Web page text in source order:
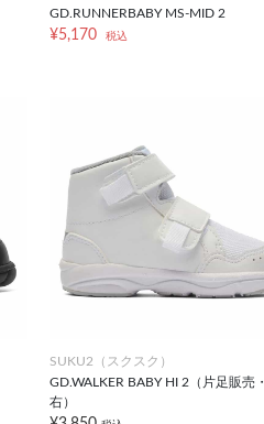
GD.RUNNERBABY MS-MID 2
¥5,170 税込
SUKU2（スクスク）
GD.WALKER BABY HI 2（片足販売・
右）